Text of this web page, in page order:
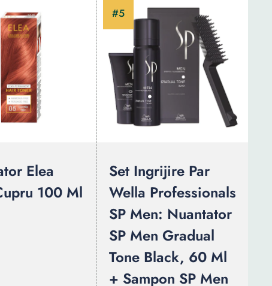
Elea
100 Ml
Set Ingrijire Par
Wella Professionals
SP Men: Nuantator
SP Men Gradual
Tone Black, 60 Ml
+ Sampon SP Men